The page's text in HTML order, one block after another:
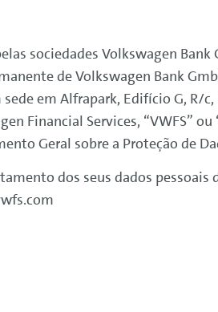
sociedades Volkswagen Bank
deVolkswagen Bank
em Alfrapark, Edifício G, R/
Financial Services, “VWFS”
Geral sobre a Proteção de
dos seus dados